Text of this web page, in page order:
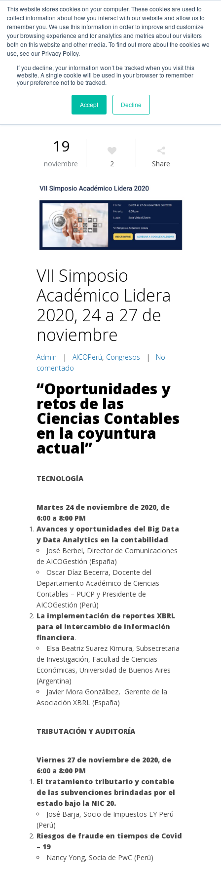
This website stores cookies on your computer. These cookies are used to
collect information about how you interact with our website and allow us to
remember you. We use this information in order to improve and customize
your browsing experience and for analytics and metrics about our visitors
both on this website and other media. To find out more about the cookies we
use, see our Privacy Policy.
If you decline, your information won’t be tracked when you visit this
website. A single cookie will be used in your browser to remember
your preference not to be tracked.
Accept Decline
Guía de uso
Acceso / Registro
19
noviembre 2 Share
VII Simposio
Académico Lidera
2020, 24 a 27 de
noviembre
Admin | AICOPerú, Congresos | No
comentado
“Oportunidades y
retos de las
Ciencias Contables
en la coyuntura
actual”
TECNOLOGÍA
Martes 24 de noviembre de 2020, de
6:00 a 8:00 PM
Avances y oportunidades del Big Data
y Data Analytics en la contabilidad.
José Berbel, Director de Comunicaciones
de AICOGestión (España)
Oscar Díaz Becerra, Docente del
Departamento Académico de Ciencias
Contables – PUCP y Presidente de
AICOGestión (Perú)
La implementación de reportes XBRL
para el intercambio de información
financiera.
Elsa Beatriz Suarez Kimura, Subsecretaria
de Investigación, Facultad de Ciencias
Económicas, Universidad de Buenos Aires
(Argentina)
Javier Mora Gonzálbez, Gerente de la
Asociación XBRL (España)
TRIBUTACIÓN Y AUDITORÍA
Viernes 27 de noviembre de 2020, de
6:00 a 8:00 PM
El tratamiento tributario y contable
de las subvenciones brindadas por el
estado bajo la NIC 20.
José Barja, Socio de Impuestos EY Perú
(Perú)
Riesgos de fraude en tiempos de Covid
– 19
Nancy Yong, Socia de PwC (Perú)